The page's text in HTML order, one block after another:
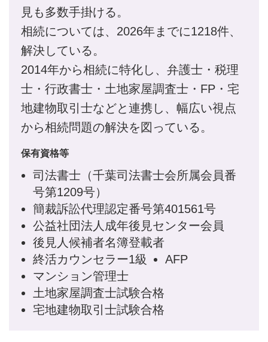
見も多数手掛ける。
相続については、2026年までに1218件、
解決している。
2014年から相続に特化し、弁護士・税理
士・行政書士・土地家屋調査士・FP・宅
地建物取引士などと連携し、幅広い視点
から相続問題の解決を図っている。
保有資格等
司法書士（千葉司法書士会所属会員番
号第1209号）
簡裁訴訟代理認定番号第401561号
公益社団法人成年後見センター会員
後見人候補者名簿登載者
終活カウンセラー1級
AFP
マンション管理士
土地家屋調査士試験合格
宅地建物取引士試験合格